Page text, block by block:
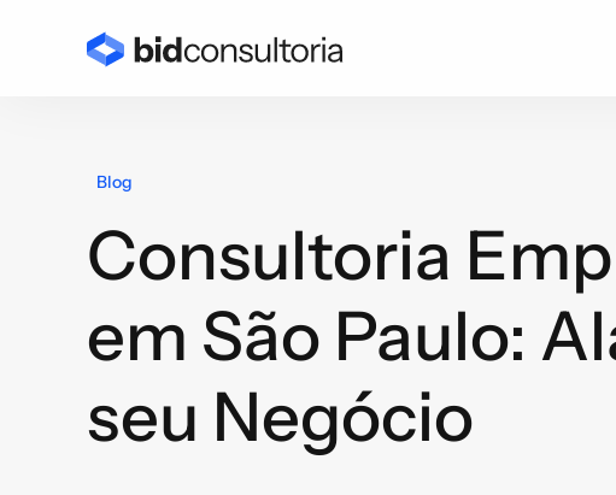
Blog
Consultoria
em São Paulo:
seu Negócio